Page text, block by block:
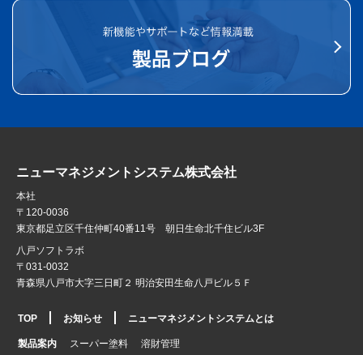
ニューマネジメントシステム株式会社
本社
〒120-0036
東京都足立区千住仲町40番11号 朝日生命北千住ビル3F
八戸ソフトラボ
〒031-0032
青森県八戸市大字三日町２ 明治安田生命八戸ビル５Ｆ
TOP お知らせ ニューマネジメントシステムとは
製品案内 スーパー塗料 溶財管理